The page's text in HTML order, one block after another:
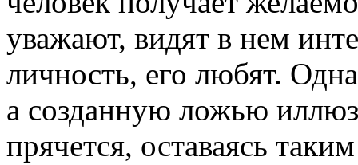
уважают, видят в нем
личность, его любят.
а созданную ложью
прячется, оставаясь